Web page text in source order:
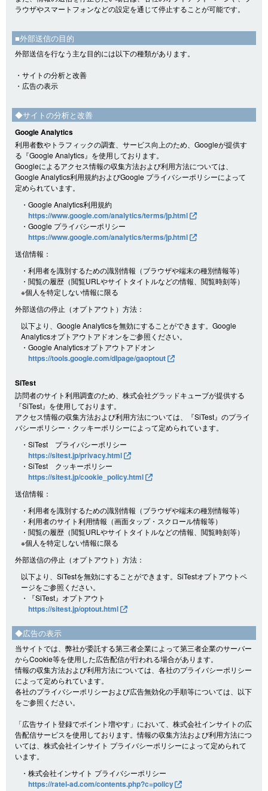
ラウザやスマートフォンなどの設定を通じて停止することが可能です。
■外部送信の目的
外部送信を行なう主な目的には以下の種類があります。
・サイトの分析と改善
・広告の表示
◆サイトの分析と改善
Google Analytics
利用者数やトラフィックの調査、サービス向上のため、Googleが提供す
る『Google Analytics』を使用しております。
Googleによるアクセス情報の収集方法および利用方法については、
Google Analytics利用規約およびGoogle プライバシーポリシーによって
定められています。
・Google Analytics利用規約
https://www.google.com/analytics/terms/jp.html
・Google プライバシーポリシー
https://www.google.com/analytics/terms/jp.html
送信情報：
・利用者を識別するための識別情報（ブラウザや端末の種別情報等）
・閲覧の履歴（閲覧URLやサイトタイトルなどの情報、閲覧時刻等）
※個人を特定しない情報に限る
外部送信の停止（オプトアウト）方法：
以下より、Google Analyticsを無効にすることができます。Google
Analyticsオプトアウトアドオンをご参照ください。
・Google Analyticsオプトアウトアドオン
https://tools.google.com/dlpage/gaoptout
SiTest
訪問者のサイト利用調査のため、株式会社グラッドキューブが提供する
『SiTest』を使用しております。
アクセス情報の収集方法および利用方法については、『SiTest』のプライ
バシーポリシー・クッキーポリシーによって定められています。
・SiTest プライバシーポリシー
https://sitest.jp/privacy.html
・SiTest クッキーポリシー
https://sitest.jp/cookie_policy.html
送信情報：
・利用者を識別するための識別情報（ブラウザや端末の種別情報等）
・利用者のサイト利用情報（画面タップ・スクロール情報等）
・閲覧の履歴（閲覧URLやサイトタイトルなどの情報、閲覧時刻等）
※個人を特定しない情報に限る
外部送信の停止（オプトアウト）方法：
以下より、SiTestを無効にすることができます。SiTestオプトアウトペ
ージをご参照ください。
・『SiTest』オプトアウト
https://sitest.jp/optout.html
◆広告の表示
当サイトでは、弊社が委託する第三者企業によって第三者企業のサーバー
からCookie等を使用した広告配信が行われる場合があります。
情報の収集方法および利用方法については、各社のプライバシーポリシー
によって定められています。
各社のプライバシーポリシーおよび広告無効化の手順等については、以下
をご参照ください。
「広告サイト登録でポイント増やす」において、株式会社インサイトの広
告配信サービスを使用しております。情報の収集方法および利用方法につ
いては、株式会社インサイト プライバシーポリシーによって定められて
います。
・株式会社インサイト プライバシーポリシー
https://ratel-ad.com/contents.php?c=policy